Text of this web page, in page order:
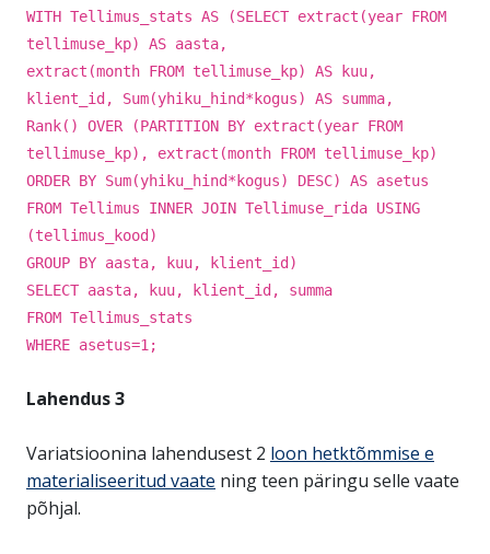
WITH Tellimus_stats AS (SELECT extract(year FROM
tellimuse_kp) AS aasta,
extract(month FROM tellimuse_kp) AS kuu,
klient_id, Sum(yhiku_hind*kogus) AS summa,
Rank() OVER (PARTITION BY extract(year FROM
tellimuse_kp), extract(month FROM tellimuse_kp)
ORDER BY Sum(yhiku_hind*kogus) DESC) AS asetus
FROM Tellimus INNER JOIN Tellimuse_rida USING
(tellimus_kood)
GROUP BY aasta, kuu, klient_id)
SELECT aasta, kuu, klient_id, summa
FROM Tellimus_stats
WHERE asetus=1;
Lahendus 3
Variatsioonina lahendusest 2 loon hetktõmmise e
materialiseeritud vaate ning teen päringu selle vaate
põhjal.